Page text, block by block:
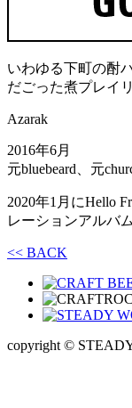
いわゆる下町の酎
だごった煮プレイ
Azarak
2016年6月
元bluebeard、元
2020年1月にHello
レーションアルバ
<< BACK
copyright ©